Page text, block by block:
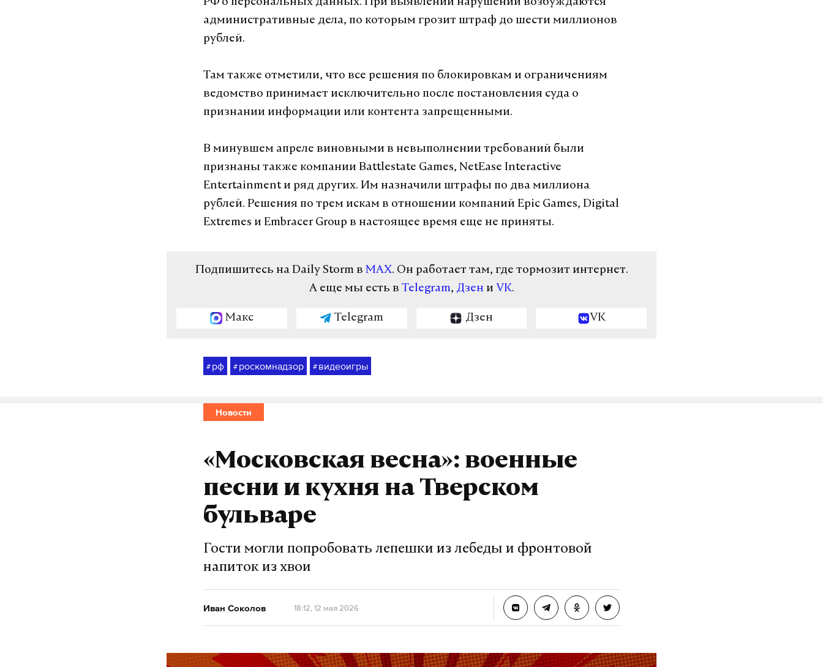
административные дела, по которым грозит штраф до шести миллионов
рублей.
Там также отметили, что все решения по блокировкам и ограничениям
ведомство принимает исключительно после постановления суда о
признании информации или контента запрещенными.
В минувшем апреле виновными в невыполнении требований были
признаны также компании Battlestate Games, NetEase Interactive
Entertainment и ряд других. Им назначили штрафы по два миллиона
рублей. Решения по трем искам в отношении компаний Epic Games, Digital
Extremes и Embracer Group в настоящее время еще не приняты.
Подпишитесь на Daily Storm в MAX. Он работает там, где тормозит интернет.
А еще мы есть в Telegram, Дзен и VK.
Макс Telegram Дзен VK
# рф # роскомнадзор # видеоигры
Новости
«Московская весна»: военные
песни и кухня на Тверском
бульваре
Гости могли попробовать лепешки из лебеды и фронтовой
напиток из хвои
Иван Соколов 18:12, 12 мая 2026